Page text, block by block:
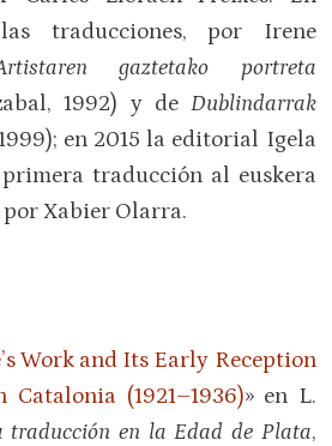
traducciones, por Irene
gaztetako portreta
1992) y de Dublindarrak
en 2015 la editorial Igela
traducción al euskera
por Xabier Olarra.
Work and Its Early Reception
(1921–1936)» en L.
traducción en la Edad de Plata,